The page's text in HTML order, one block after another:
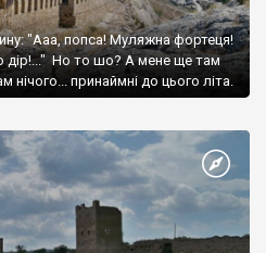
"Ааа, попса! Муляжна фортеця!
дір!..." Но то шо? А мене ще там
нічого... принаймні до цього літа.